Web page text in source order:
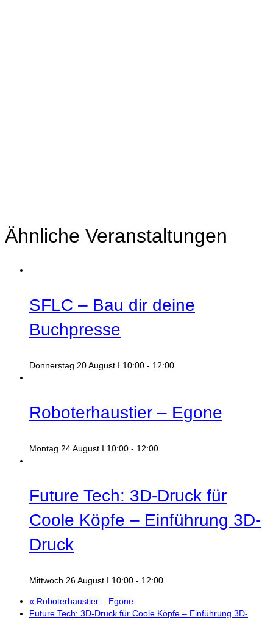
Ähnliche Veranstaltungen
SFLC – Bau dir deine
Buchpresse
Donnerstag 20 August I 10:00 - 12:00
Roboterhaustier – Egone
Montag 24 August I 10:00 - 12:00
Future Tech: 3D-Druck für
Coole Köpfe – Einführung 3D-
Druck
Mittwoch 26 August I 10:00 - 12:00
« Roboterhaustier – Egone
Future Tech: 3D-Druck für Coole Köpfe – Einführung 3D-